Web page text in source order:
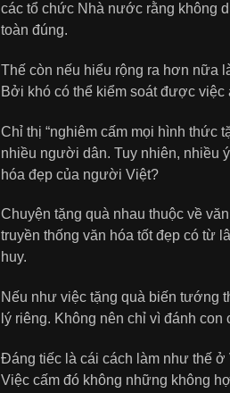
các tổ chức Nhà nước rằng không
toàn đúng.
Thế còn nếu hiểu rộng ra hơn nữa
Bởi khó có thể kiểm soát được
Chỉ thị “nghiêm cấm mọi hình thức
nhiều người dân. Tuy nhiên, nhiều
hóa đẹp của người Việt?
Chuyện tặng quà nhau thuộc về
truyền thống văn hóa tốt đẹp có từ
huy.
Nếu như việc tặng quà biến tướng
lý riêng. Không nên chỉ vì đánh
Đáng tiếc là cái cách làm như thế
Việc cấm đó không những không